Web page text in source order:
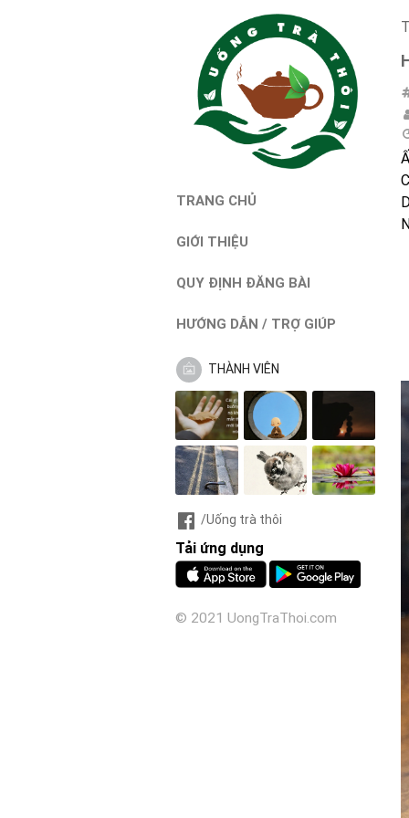
TRANG CHỦ
GIỚI THIỆU
QUY ĐỊNH ĐĂNG BÀI
HƯỚNG DẪN / TRỢ GIÚP
THÀNH VIÊN
/Uống trà thôi
Tải ứng dụng
© 2021 UongTraThoi.com